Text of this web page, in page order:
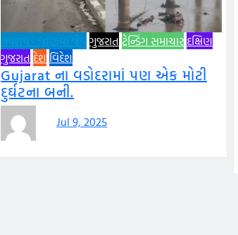
ગુજરાત ટ્રેન્ડિંગ સમાચાર દક્ષિણ
ગુજરાત દેશ વિદેશ
Gujarat ના વડોદરામાં પણ એક મોટી
દુર્ઘટના બની.
Jul 9, 2025